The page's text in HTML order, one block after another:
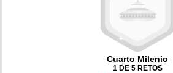
Cuarto Milenio
1 DE 5 RETOS